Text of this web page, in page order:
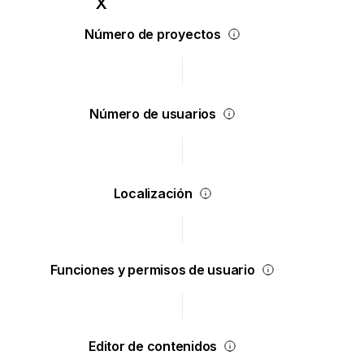
Número de proyectos
Número de usuarios
Localización
Funciones y permisos de usuario
Editor de contenidos